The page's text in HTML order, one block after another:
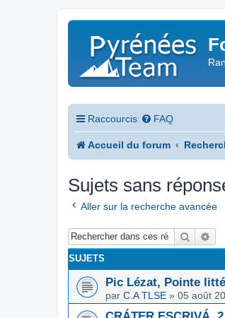
Raccourcis FAQ
Accueil du forum
Sujets sans
Aller sur la recherche avancée
SUJETS
Pic Lézat, Pointe
par C.A TLSE » 05 août